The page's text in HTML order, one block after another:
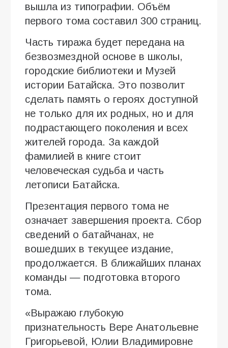
вышла из типографии. Объём
первого тома составил 300 страниц.
Часть тиража будет передана на
безвозмездной основе в школы,
городские библиотеки и Музей
истории Батайска. Это позволит
сделать память о героях доступной
не только для их родных, но и для
подрастающего поколения и всех
жителей города. За каждой
фамилией в книге стоит
человеческая судьба и часть
летописи Батайска.
Презентация первого тома не
означает завершения проекта. Сбор
сведений о батайчанах, не
вошедших в текущее издание,
продолжается. В ближайших планах
команды — подготовка второго
тома.
«Выражаю глубокую
признательность Вере Анатольевне
Григорьевой, Юлии Владимировне